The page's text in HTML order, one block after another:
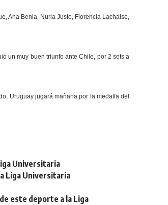
Ana Benia, Nuria Justo, Florencia Lachaise,
un muy buen triunfo ante Chile, por 2 sets a
Uruguay jugará mañana por la medalla del
Universitaria
Liga Universitaria
este deporte a la Liga